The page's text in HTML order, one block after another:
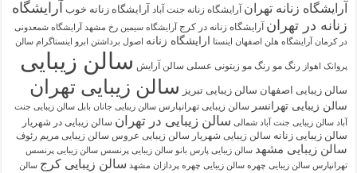
آرایشگاه زنانه تهران آرایشگاه زنانه جنت آباد آرایشگاه زنانه خوب آرایشگاه
زنانه در تهران آرایشگاه زنانه در کرج آرایشگاه سیمین رخ مشهد آرایشگاه شمعدونی
در کرمان آرایشگاه هلن اصفهان اینستا ارایشگاه زنانه اصول برداشتن ابرو اینستاگرام سالن
پروانک اهواز رنگ مو رنگ مو زیتونی عسلی سالن آرایش سالن زیبایی
سالن زیبایی اصفهان سالن زیبایی تبریز سالن زیبایی تهران
سالن زیبایی تهرانسر سالن زیبایی تهرانپارس سالن زیبایی جانان بابل سالن زیبایی جنت
آباد سالن زیبایی جنت آباد شمالی سالن زیبایی در تهران سالن زیبایی در شهریار
سالن زیبایی زنانه سالن زیبایی شهریار سالن زیبایی عروس سالن زیبایی مریم رئوف
سالن زیبایی مشهد سالن زیبایی پارس بانو سالن زیبایی پرنسس سالن زیبایی پرنسس
تهرانپارس سالن زیبایی چهره سالن زیبایی چهره پردازان مشهد سالن زیبایی کرج سالن